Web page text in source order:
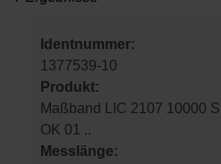
Identnummer:
1377539-10
Produkt:
Maßband LIC 2107 10000 S10 15,0 110,000
OK 01 ..
Messlänge: